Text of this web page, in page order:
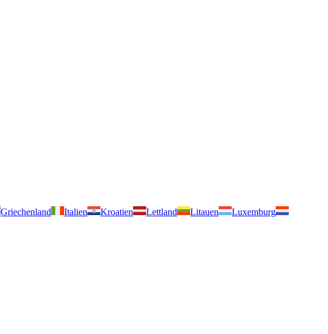
Griechenland Italien Kroatien Lettland Litauen
Luxemburg